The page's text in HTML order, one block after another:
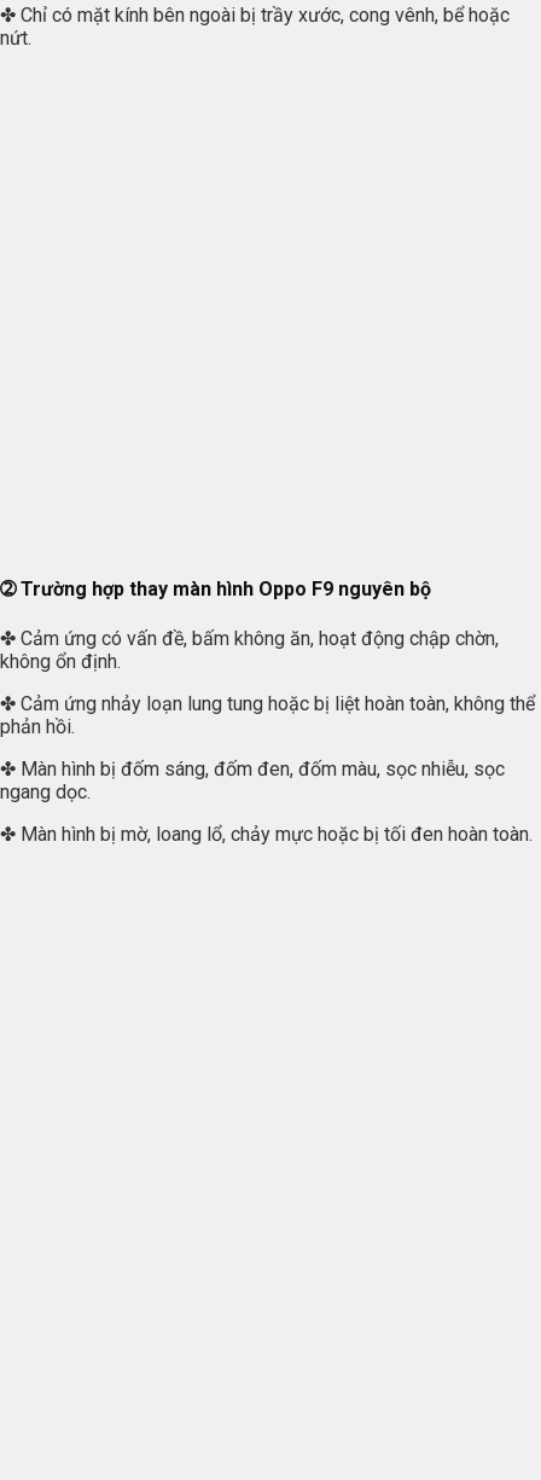
✤ Chỉ có mặt kính bên ngoài bị trầy xước, cong vênh, bể hoặc
nứt.
➁ Trường hợp thay màn hình Oppo F9 nguyên bộ
✤ Cảm ứng có vấn đề, bấm không ăn, hoạt động chập chờn,
không ổn định.
✤ Cảm ứng nhảy loạn lung tung hoặc bị liệt hoàn toàn, không thể
phản hồi.
✤ Màn hình bị đốm sáng, đốm đen, đốm màu, sọc nhiễu, sọc
ngang dọc.
✤ Màn hình bị mờ, loang lổ, chảy mực hoặc bị tối đen hoàn toàn.